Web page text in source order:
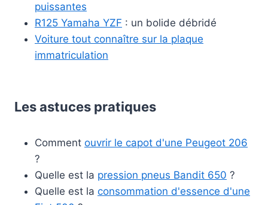
puissantes
R125 Yamaha YZF : un bolide débridé
Voiture tout connaître sur la plaque
immatriculation
Les astuces pratiques
Comment ouvrir le capot d'une Peugeot 206
?
Quelle est la pression pneus Bandit 650 ?
Quelle est la consommation d'essence d'une